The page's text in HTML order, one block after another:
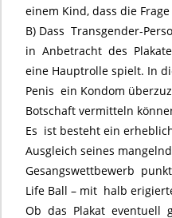
einem Kind, dass die
B) Dass Transgender-
in Anbetracht des
eine Hauptrolle spielt. In
Penis ein Kondom
Botschaft vermitteln
Es ist besteht ein
Ausgleich seines
Gesangswettbewerb
Life Ball – mit halb
Ob das Plakat eventuell